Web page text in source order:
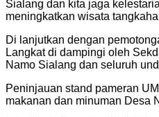
Sialang dan kita jaga
meningkatkan wisata
Di lanjutkan dengan
Langkat di dampingi oleh
Namo Sialang dan seluruh
Peninjauan stand pameran
makanan dan minuman Desa